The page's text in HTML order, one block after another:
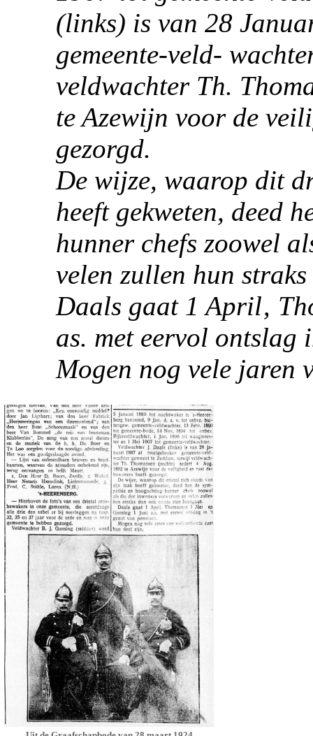
(links) is van 28
gemeente-veld-
veldwachter Th.
teAzewijn voor de
gezorgd.
De wijze, waarop dit
heeft gekweten, deed
hunner chefs zoowel
velen zullen hun
Daals gaat 1 April‚
as. met eervol ontslag
Mogen nog vele jaren